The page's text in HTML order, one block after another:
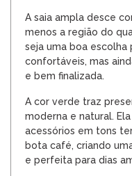
A saia ampla desce
menos a região do
seja uma boa
confortáveis, mas
e bem finalizada.
A cor verde traz
moderna e natural.
acessórios em tons
bota café, criando
e perfeita para dias